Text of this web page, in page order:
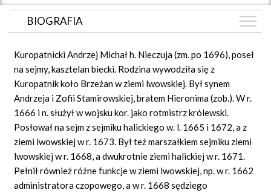
BIOGRAFIA
GRAF POWIĄZAŃ
DYSKUSJA
Kuropatnicki Andrzej Michał h. Nieczuja (zm. po 1696), poseł
na sejmy, kasztelan biecki. Rodzina wywodziła się z
Kuropatnik koło Brzeżan w ziemi lwowskiej. Był synem
Andrzeja i Zofii Stamirowskiej, bratem Hieronima (zob.). W r.
1666 i n. służył w wojsku kor. jako rotmistrz królewski.
Posłował na sejm z sejmiku halickiego w. l. 1665 i 1672, a z
ziemi lwowskiej w r. 1673. Był też marszałkiem sejmiku ziemi
lwowskiej w r. 1668, a dwukrotnie ziemi halickiej w r. 1671.
Pełnił również różne funkcje w ziemi lwowskiej, np. w r. 1662
administratora czopowego, a w r. 1668 sędziego